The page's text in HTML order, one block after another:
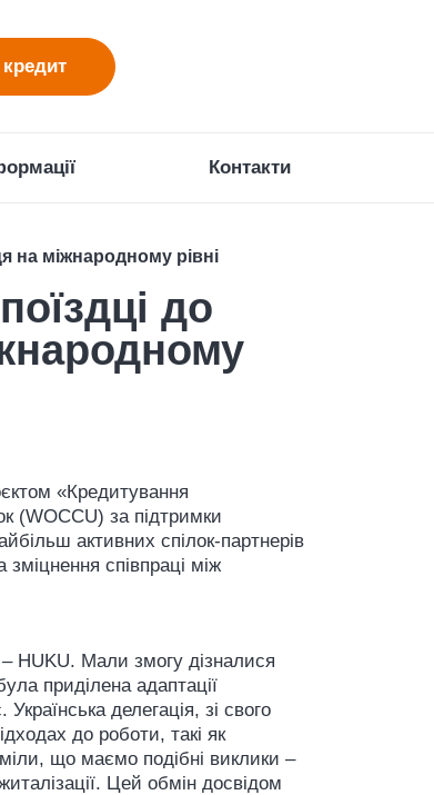
Контакти
на міжнародному рівні
до
«Кредитування
(WOCCU) за підтримки
активних спілок-партнерів
співпраці між
HUKU. Мали змогу дізналися
приділена адаптації
делегація, зі свого
до роботи, такі як
що маємо подібні виклики –
Цей обмін досвідом